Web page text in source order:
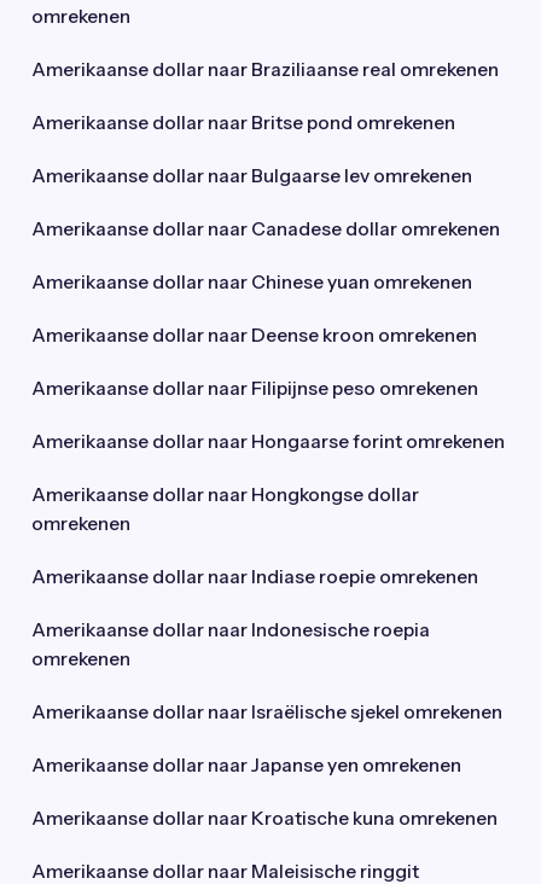
omrekenen
Amerikaanse dollar naar Braziliaanse real omrekenen
Amerikaanse dollar naar Britse pond omrekenen
Amerikaanse dollar naar Bulgaarse lev omrekenen
Amerikaanse dollar naar Canadese dollar omrekenen
Amerikaanse dollar naar Chinese yuan omrekenen
Amerikaanse dollar naar Deense kroon omrekenen
Amerikaanse dollar naar Filipijnse peso omrekenen
Amerikaanse dollar naar Hongaarse forint omrekenen
Amerikaanse dollar naar Hongkongse dollar
omrekenen
Amerikaanse dollar naar Indiase roepie omrekenen
Amerikaanse dollar naar Indonesische roepia
omrekenen
Amerikaanse dollar naar Israëlische sjekel omrekenen
Amerikaanse dollar naar Japanse yen omrekenen
Amerikaanse dollar naar Kroatische kuna omrekenen
Amerikaanse dollar naar Maleisische ringgit